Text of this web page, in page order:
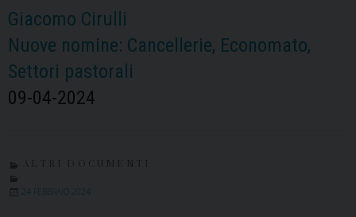
Giacomo Cirulli
Nuove nomine: Cancellerie, Economato,
Settori pastorali
09-04-2024
24 FEBBRAIO 2024